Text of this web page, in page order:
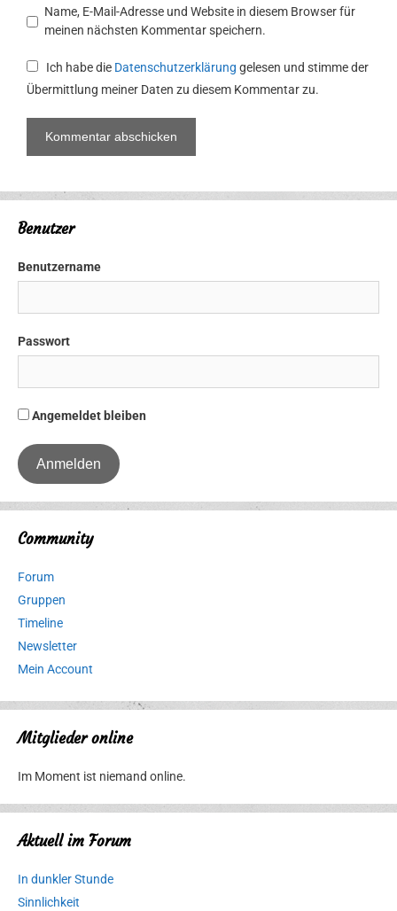
Name, E-Mail-Adresse und Website in diesem Browser für
meinen nächsten Kommentar speichern.
Ich habe die Datenschutzerklärung gelesen und stimme der
Übermittlung meiner Daten zu diesem Kommentar zu.
Benutzer
Benutzername
Passwort
Angemeldet bleiben
Community
Forum
Gruppen
Timeline
Newsletter
Mein Account
Mitglieder online
Im Moment ist niemand online.
Aktuell im Forum
In dunkler Stunde
Sinnlichkeit